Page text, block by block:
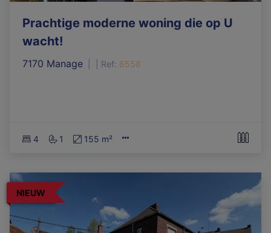
Prachtige moderne woning die op U
wacht!
7170 Manage Ref: 6558
4 1 155 m²
NIEUW